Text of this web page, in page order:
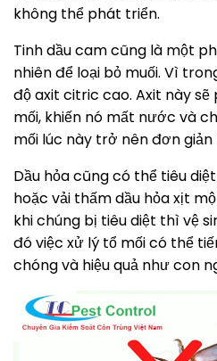
không thể phát triển.
Tinh dầu cam cũng là một
nhiên để loại bỏ muối. Vì
độ axit citric cao. Axit này
mối, khiến nó mất nước và
mối lúc này trở nên đơn giản
Dầu hỏa cũng có thể tiêu
hoặc vải thấm dầu hỏa xịt
khi chúng bị tiêu diệt thì vệ
đó việc xử lý tổ mối có thể
chóng và hiệu quả như con